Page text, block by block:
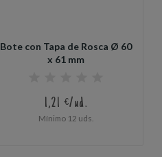
Bote con Tapa de Rosca Ø 60
x 61 mm
1,21 €/ud.
Mínimo 12 uds.